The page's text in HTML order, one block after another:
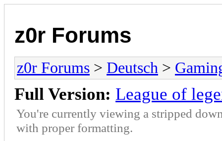
z0r Forums
z0r Forums > Deutsch >
Full Version: League of
You're currently viewing a stripped
with proper formatting.